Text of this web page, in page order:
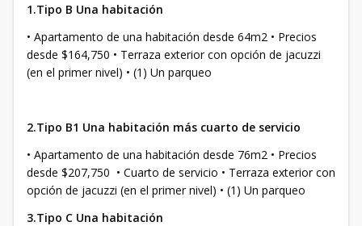
1.Tipo B Una habitación
• Apartamento de una habitación desde 64m2 • Precios
desde $164,750 • Terraza exterior con opción de jacuzzi
(en el primer nivel) • (1) Un parqueo
2.Tipo B1 Una habitación más cuarto de servicio
• Apartamento de una habitación desde 76m2 • Precios
desde $207,750 • Cuarto de servicio • Terraza exterior con
opción de jacuzzi (en el primer nivel) • (1) Un parqueo
3.Tipo C Una habitación